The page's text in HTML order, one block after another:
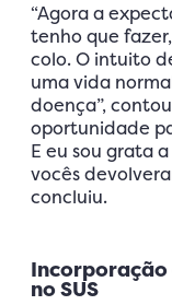
“Agora a
tenho que
colo. O intuito
uma vida
doença”,
oportunidade
E eu sou grata
vocês
concluiu.
no SUS